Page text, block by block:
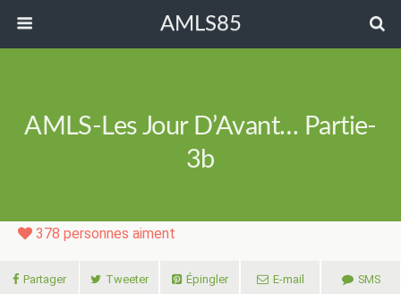
AMLS85
AMLS-Les Jour D’Avant… Partie-
3b
378 personnes aiment
Partager Tweeter Épingler E-mail SMS